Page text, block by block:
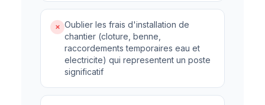
✗ Oublier les frais d'installation de
chantier (cloture, benne,
raccordements temporaires eau et
electricite) qui representent un poste
significatif